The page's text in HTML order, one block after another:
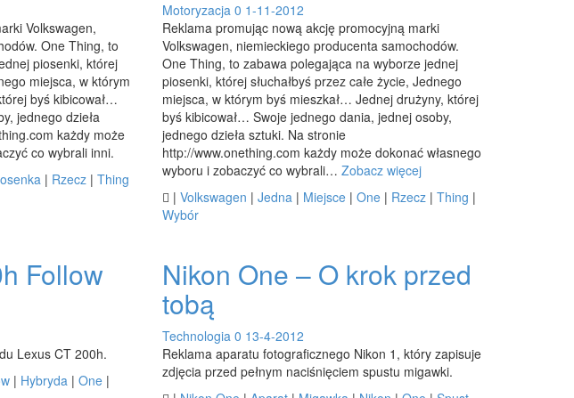
Volkswagen,
One Thing, to
piosenki, której
miejsca, w którym
byś kibicował…
jednego dzieła
każdy może
co wybrali inni.
| Rzecz | Thing
Motoryzacja 0 1-11-2012
Reklama promując nową akcję promocyjną marki
Volkswagen, niemieckiego producenta samochodów.
One Thing, to zabawa polegająca na wyborze jednej
piosenki, której słuchałbyś przez całe życie, Jednego
miejsca, w którym byś mieszkał… Jednej drużyny, której
byś kibicował… Swoje jednego dania, jednej osoby,
jednego dzieła sztuki. Na stronie
http://www.onething.com każdy może dokonać własnego
wyboru i zobaczyć co wybrali… Zobacz więcej
 | Volkswagen | Jedna | Miejsce | One | Rzecz | Thing |
Wybór
Follow
Lexus CT 200h.
| Hybryda | One |
Nikon One – O krok przed
tobą
Technologia 0 13-4-2012
Reklama aparatu fotograficznego Nikon 1, który zapisuje
zdjęcia przed pełnym naciśnięciem spustu migawki.